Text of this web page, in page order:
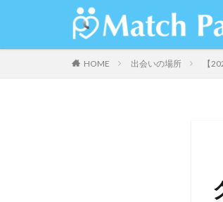
HOME 出会いの場所 【